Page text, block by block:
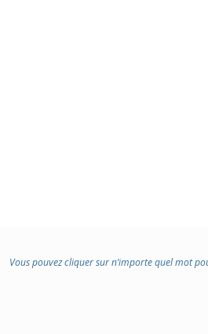
Vous pouvez cliquer sur n’importe quel mot